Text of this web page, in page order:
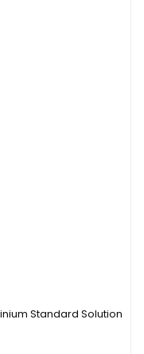
Standard Solution